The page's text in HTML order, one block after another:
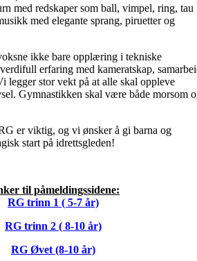
med redskaper som ball, vimpel, ring, tau
med elegante sprang, piruetter og
ikke bare opplæring i tekniske
erfaring med kameratskap,
legger stor vekt på at alle skal oppleve
Gymnastikken skal være både morsom
er viktig, og vi ønsker å gi barna og
start på idrettsgleden!
til påmeldingssidene:
RG trinn 1 ( 5-7 år)
RG trinn 2 ( 8-10 år)
RG Øvet (8-10 år)